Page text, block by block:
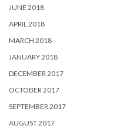
JUNE 2018
APRIL 2018
MARCH 2018
JANUARY 2018
DECEMBER 2017
OCTOBER 2017
SEPTEMBER 2017
AUGUST 2017